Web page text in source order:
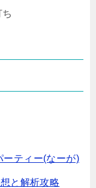
ーティー(なーが)
と解析攻略